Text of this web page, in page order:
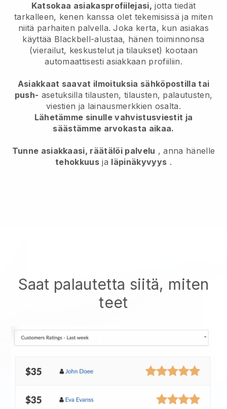
Katsokaa asiakasprofiilejasi, jotta tiedät
tarkalleen, kenen kanssa olet tekemisissä ja miten
niitä parhaiten palvella. Joka kerta, kun asiakas
käyttää Blackbell-alustaa, hänen toiminnonsa
(vierailut, keskustelut ja tilaukset) kootaan
automaattisesti asiakkaan profiiliin.
Asiakkaat saavat ilmoituksia sähköpostilla tai
push- asetuksilla tilausten, tilausten, palautusten,
viestien ja lainausmerkkien osalta.
Lähetämme sinulle vahvistusviestit ja
säästämme arvokasta aikaa.
Tunne asiakkaasi, räätälöi palvelu , anna hänelle
tehokkuus ja läpinäkyvyys .
Saat palautetta siitä, miten
teet